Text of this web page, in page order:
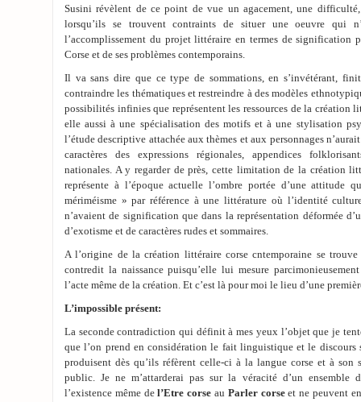
Susini révèlent de ce point de vue un agacement, une
lorsqu’ils se trouvent contraints de situer une oeuvre qui
l’accomplissement du projet littéraire en termes de signification
Corse et de ses problèmes contemporains.
Il va sans dire que ce type de sommations, en s’invétérant,
contraindre les thématiques et restreindre à des modèles
possibilités infinies que représentent les ressources de la création
elle aussi à une spécialisation des motifs et à une stylisation
l’étude descriptive attachée aux thèmes et aux personnages
caractères des expressions régionales, appendices
nationales. A y regarder de près, cette limitation de la création
représente à l’époque actuelle l’ombre portée d’une attitude
mériméisme » par référence à une littérature où l’identité
n’avaient de signification que dans la représentation déformée
d’exotisme et de caractères rudes et sommaires.
A l’origine de la création littéraire corse cntemporaine se
contredit la naissance puisqu’elle lui mesure
l’acte même de la création. Et c’est là pour moi le lieu d’une
L’impossible présent:
La seconde contradiction qui définit à mes yeux l’objet que je
que l’on prend en considération le fait linguistique et le discours
produisent dès qu’ils réfèrent celle-ci à la langue corse et à son
public. Je ne m’attarderai pas sur la véracité d’un ensemble
l’existence même del’Etre corse au Parler corseet ne peuvent